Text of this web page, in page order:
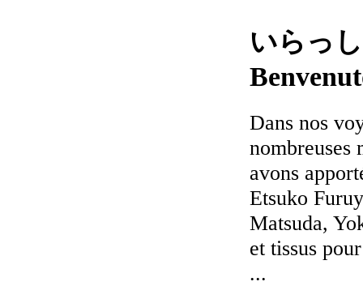
いらっ
Dans nos
nombreuses
avons
Etsuko
Matsuda,
et tissus
...